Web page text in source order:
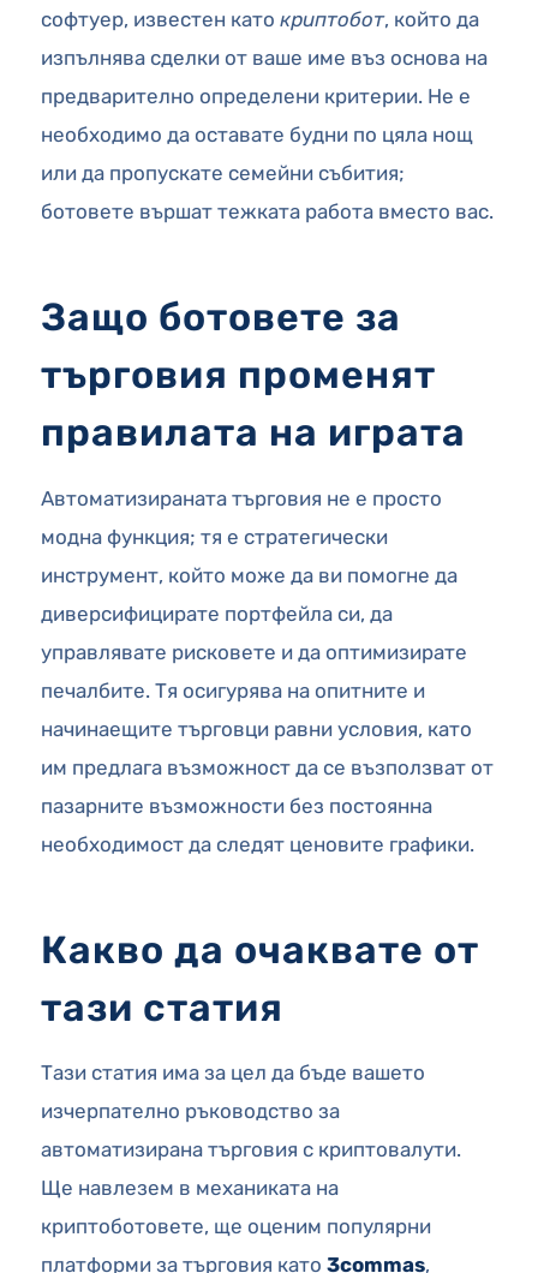
софтуер, известен като криптобот, който да
изпълнява сделки от ваше име въз основа на
предварително определени критерии. Не е
необходимо да оставате будни по цяла нощ
или да пропускате семейни събития;
ботовете вършат тежката работа вместо вас.
Защо ботовете за
търговия променят
правилата на играта
Автоматизираната търговия не е просто
модна функция; тя е стратегически
инструмент, който може да ви помогне да
диверсифицирате портфейла си, да
управлявате рисковете и да оптимизирате
печалбите. Тя осигурява на опитните и
начинаещите търговци равни условия, като
им предлага възможност да се възползват от
пазарните възможности без постоянна
необходимост да следят ценовите графики.
Какво да очаквате от
тази статия
Тази статия има за цел да бъде вашето
изчерпателно ръководство за
автоматизирана търговия с криптовалути.
Ще навлезем в механиката на
криптоботовете, ще оценим популярни
платформи за търговия като 3commas,